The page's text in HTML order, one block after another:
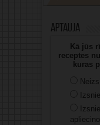
Aptauja
Kā jūs
receptes
kuras